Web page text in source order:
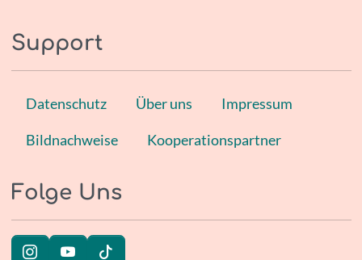
Support
Datenschutz Über uns Impressum
Bildnachweise Kooperationspartner
Folge Uns